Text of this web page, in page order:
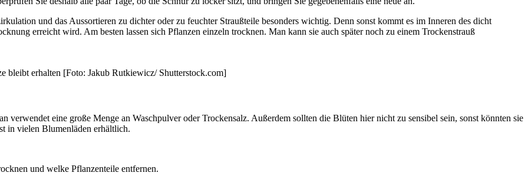
und das Aussortieren zu dichter oder zu feuchter Straußteile besonders wichtig. Denn sonst kommt es im Inneren des dicht
erreicht wird. Am besten lassen sich Pflanzen einzeln trocknen. Man kann sie auch später noch zu einem Trockenstrauß
bleibt erhalten [Foto: Jakub Rutkiewicz/ Shutterstock.com]
verwendet eine große Menge an Waschpulver oder Trockensalz. Außerdem sollten die Blüten hier nicht zu sensibel sein, sonst könnten sie
in vielen Blumenläden erhältlich.
und welke Pflanzenteile entfernen.